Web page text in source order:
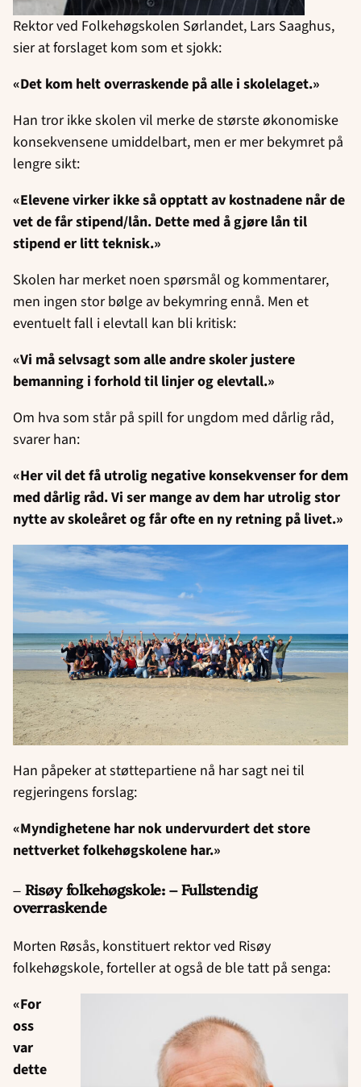
Rektor ved Folkehøgskolen Sørlandet, Lars Saaghus,
sier at forslaget kom som et sjokk:
«Det kom helt overraskende på alle i skolelaget.»
Han tror ikke skolen vil merke de største økonomiske
konsekvensene umiddelbart, men er mer bekymret på
lengre sikt:
«Elevene virker ikke så opptatt av kostnadene når de
vet de får stipend/lån. Dette med å gjøre lån til
stipend er litt teknisk.»
Skolen har merket noen spørsmål og kommentarer,
men ingen stor bølge av bekymring ennå. Men et
eventuelt fall i elevtall kan bli kritisk:
«Vi må selvsagt som alle andre skoler justere
bemanning i forhold til linjer og elevtall.»
Om hva som står på spill for ungdom med dårlig råd,
svarer han:
«Her vil det få utrolig negative konsekvenser for dem
med dårlig råd. Vi ser mange av dem har utrolig stor
nytte av skoleåret og får ofte en ny retning på livet.»
Han påpeker at støttepartiene nå har sagt nei til
regjeringens forslag:
«Myndighetene har nok undervurdert det store
nettverket folkehøgskolene har.»
– Risøy folkehøgskole: – Fullstendig
overraskende
Morten Røsås, konstituert rektor ved Risøy
folkehøgskole, forteller at også de ble tatt på senga:
«For
oss
var
dette